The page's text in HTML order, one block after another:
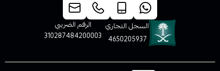
السجل التجاري
4650205937
الرقم الضريبي
310287484200003